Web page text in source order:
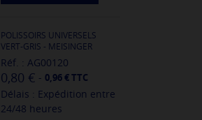
POLISSOIRS UNIVERSELS
VERT-GRIS - MEISINGER
Réf. : AG00120
0,80 € - 0,96 € TTC
Délais : Expédition entre
24/48 heures